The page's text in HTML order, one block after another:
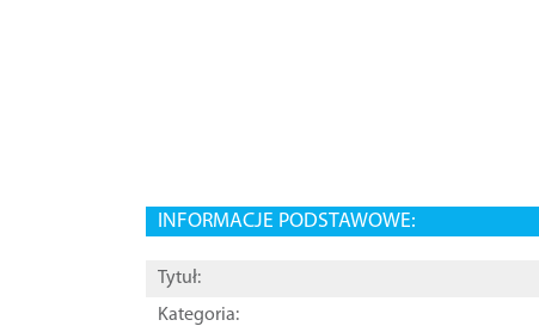
INFORMACJE PODSTAWOWE:
Tytuł:
Kategoria: